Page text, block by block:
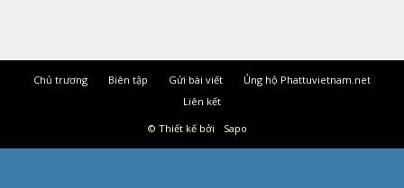
Chủ trương Biên tập Gửi bài viết
Ủng hộ Phattuvietnam.net
Liên kết
© Thiết kế bởi
Sapo